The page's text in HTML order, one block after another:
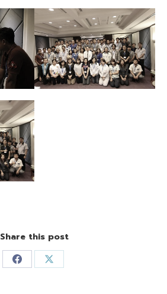
Share this post
Share Share